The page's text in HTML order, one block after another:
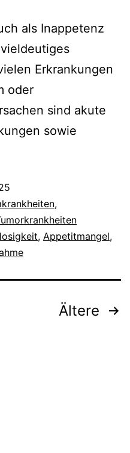
als Inappetenz
Erkrankungen
oder
sind akute
sowie
,
, Appetitmangel,
Ältere